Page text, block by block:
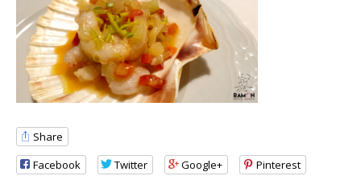
Share
Facebook
Twitter Google+ Pinterest